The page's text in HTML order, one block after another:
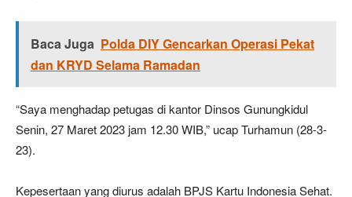
Baca Juga Polda DIY Gencarkan Operasi Pekat
dan KRYD Selama Ramadan
“Saya menghadap petugas di kantor Dinsos Gunungkidul
Senin, 27 Maret 2023 jam 12.30 WIB,” ucap Turhamun (28-3-
23).
Kepesertaan yang diurus adalah BPJS Kartu Indonesia Sehat.